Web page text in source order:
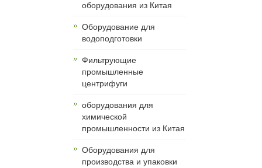
оборудования из Китая
Оборудование для
водоподготовки
Фильтрующие
промышленные
центрифуги
оборудования для
химической
промышленности из Китая
Оборудования для
производства и упаковки